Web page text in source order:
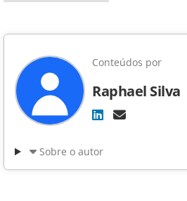
Conteúdos por
Raphael Silva
Sobre o autor